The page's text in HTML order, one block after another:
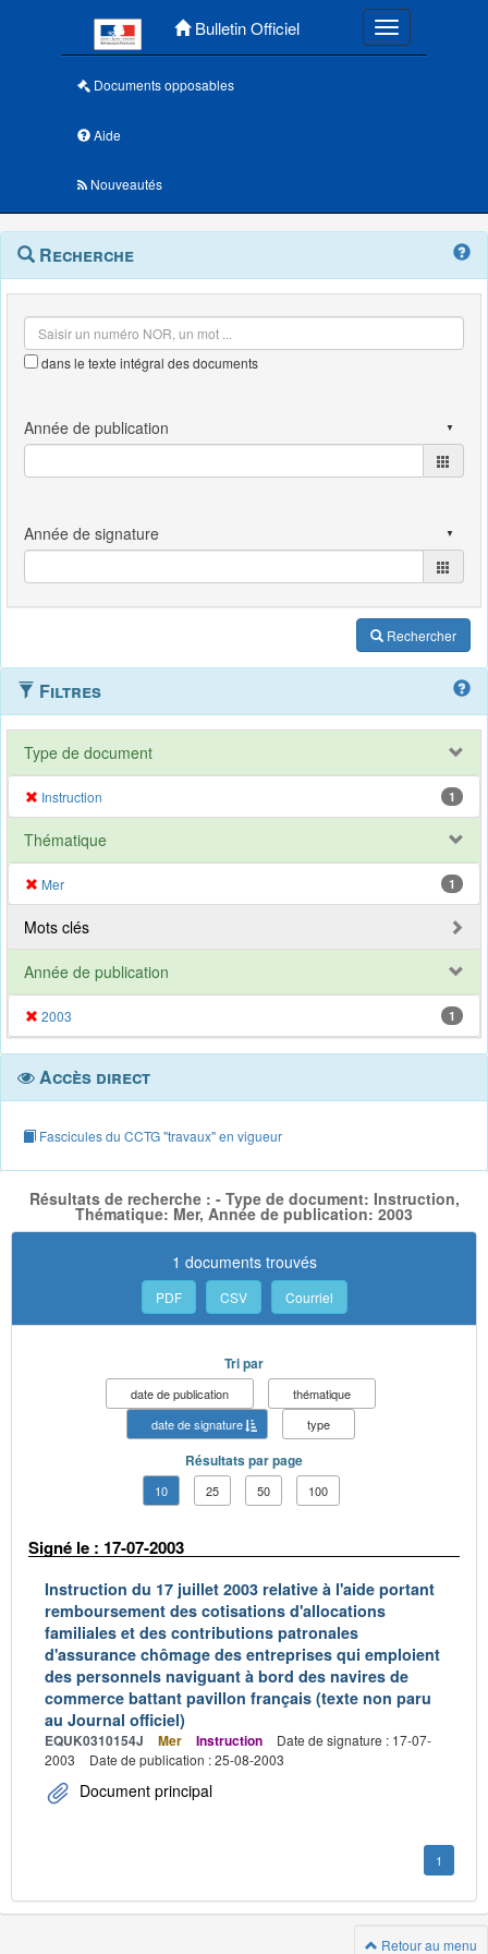
Bulletin Officiel Toggle
Documents opposables
Aide
Nouveautés
Navigation
outils
Menu
contextuel
Recherche
dans le texte intégral des documents
Rechercher
Filtres
Type de document
Instruction 1
Thématique
Mer 1
Mots clés
Année de publication
2003 1
Accès direct
Fascicules du CCTG "travaux" en vigueur
Résultats de recherche : - Type de document: Instruction,
Thématique: Mer, Année de publication: 2003
1 documents trouvés
PDF CSV Courriel
Tri par
date de publication
thématique
date de signature
type
Résultats par page
10 25 50 100
Signé le : 17-07-2003
Instruction du 17 juillet 2003 relative à l'aide portant
remboursement des cotisations d'allocations
familiales et des contributions patronales
d'assurance chômage des entreprises qui emploient
des personnels naviguant à bord des navires de
commerce battant pavillon français (texte non paru
au Journal officiel)
EQUK0310154J Mer Instruction
Date de signature : 17-07-
2003
Date de publication : 25-08-2003
Document principal
1
Retour au menu